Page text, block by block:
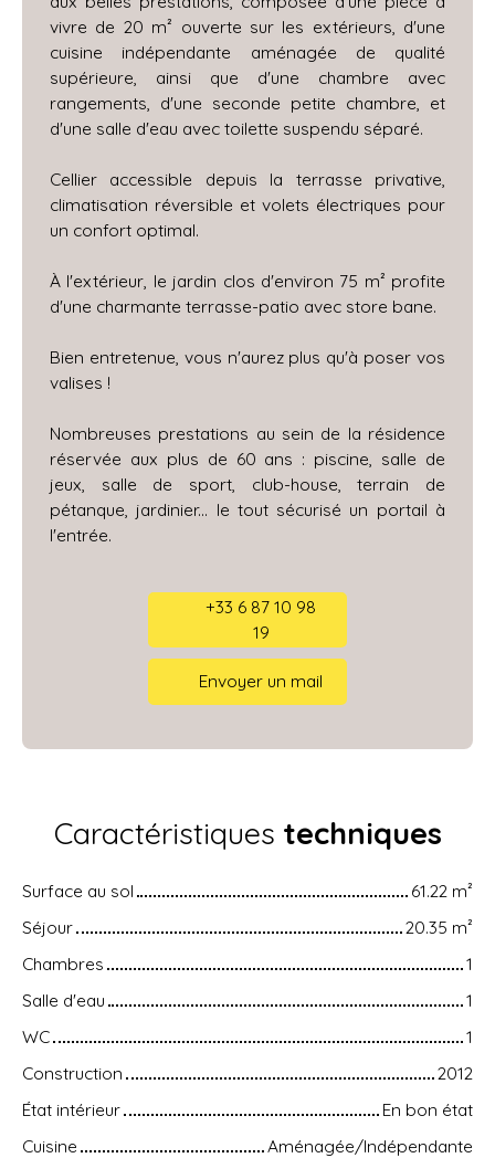
vivre de 20 m² ouverte sur les extérieurs, d'une
cuisine indépendante aménagée de qualité
supérieure, ainsi que d'une chambre avec
rangements, d'une seconde petite chambre, et
d'une salle d'eau avec toilette suspendu séparé.
Cellier accessible depuis la terrasse privative,
climatisation réversible et volets électriques pour
un confort optimal.
À l'extérieur, le jardin clos d'environ 75 m² profite
d'une charmante terrasse-patio avec store bane.
Bien entretenue, vous n'aurez plus qu'à poser vos
valises !
Nombreuses prestations au sein de la résidence
réservée aux plus de 60 ans : piscine, salle de
jeux, salle de sport, club-house, terrain de
pétanque, jardinier... le tout sécurisé un portail à
l'entrée.
+33 6 87 10 98
19
Envoyer un mail
Caractéristiques techniques
Surface au sol 61.22 m²
Séjour
20.35 m²
Chambres
1
Salle d'eau
1
WC
1
Construction
2012
État intérieur
En bon état
Cuisine
Aménagée/Indépendante